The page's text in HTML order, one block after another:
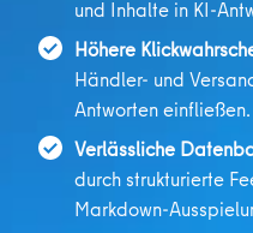
und Inhalte in KI-
Höhere
Händler- und
Antworten einfließen.
Verlässliche
durch strukturierte
Markdown-